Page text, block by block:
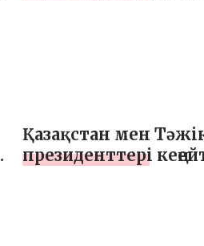
Қазақстан мен
президенттері